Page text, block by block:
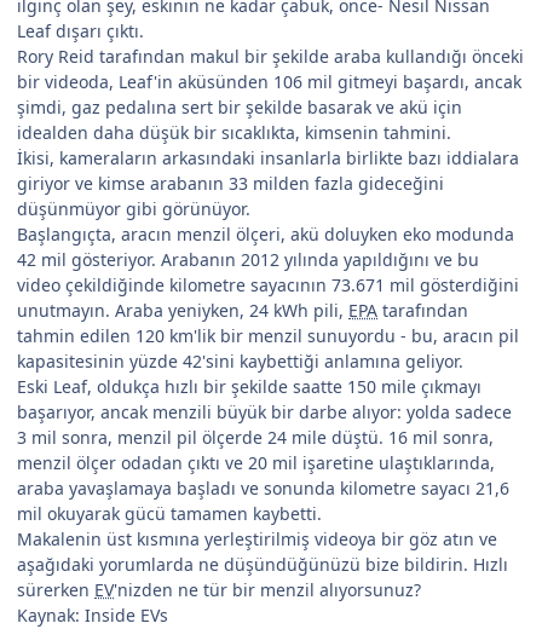
ilginç olan şey, eskinin ne kadar çabuk, önce- Nesil Nissan
Leaf dışarı çıktı.
Rory Reid tarafından makul bir şekilde araba kullandığı önceki
bir videoda, Leaf'in aküsünden 106 mil gitmeyi başardı, ancak
şimdi, gaz pedalına sert bir şekilde basarak ve akü için
idealden daha düşük bir sıcaklıkta, kimsenin tahmini.
İkisi, kameraların arkasındaki insanlarla birlikte bazı iddialara
giriyor ve kimse arabanın 33 milden fazla gideceğini
düşünmüyor gibi görünüyor.
Başlangıçta, aracın menzil ölçeri, akü doluyken eko modunda
42 mil gösteriyor. Arabanın 2012 yılında yapıldığını ve bu
video çekildiğinde kilometre sayacının 73.671 mil gösterdiğini
unutmayın. Araba yeniyken, 24 kWh pili, EPA tarafından
tahmin edilen 120 km'lik bir menzil sunuyordu - bu, aracın pil
kapasitesinin yüzde 42'sini kaybettiği anlamına geliyor.
Eski Leaf, oldukça hızlı bir şekilde saatte 150 mile çıkmayı
başarıyor, ancak menzili büyük bir darbe alıyor: yolda sadece
3 mil sonra, menzil pil ölçerde 24 mile düştü. 16 mil sonra,
menzil ölçer odadan çıktı ve 20 mil işaretine ulaştıklarında,
araba yavaşlamaya başladı ve sonunda kilometre sayacı 21,6
mil okuyarak gücü tamamen kaybetti.
Makalenin üst kısmına yerleştirilmiş videoya bir göz atın ve
aşağıdaki yorumlarda ne düşündüğünüzü bize bildirin. Hızlı
sürerken EV'nizden ne tür bir menzil alıyorsunuz?
Kaynak: Inside EVs